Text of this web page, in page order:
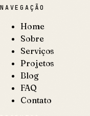
NAVEGAÇÃO
Home
Sobre
Serviços
Projetos
Blog
FAQ
Contato